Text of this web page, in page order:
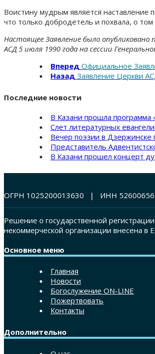
Воистину мудрым является наставление
что только добродетель и похвала, о
Настоящее Заявление было
АСД 5 июля 1990 года на сессии
Вперед Официальное
Назад Заявление Церкви
Последние новости
В Казани прошла
Слет литературных
Вечер поэзии в
Представитель
В Казани прошел концерт
ОГРН 1025200013630 | ИНН
Решение о государственной
некоммерческой организации внесена в
Основное меню
Главная
Новости
Богослужение ON-LINE
Пожертвовать
Контакты
Дополнительно